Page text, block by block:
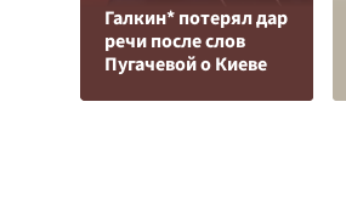
Галкин* потерял дар
речи после слов
Пугачевой о Киеве